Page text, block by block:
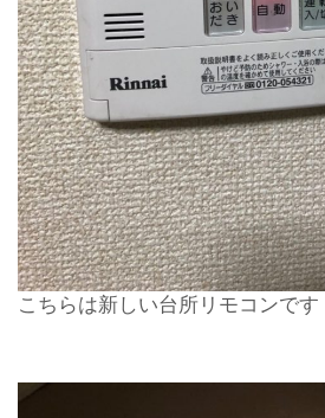
こちらは新しい台所リモコンです